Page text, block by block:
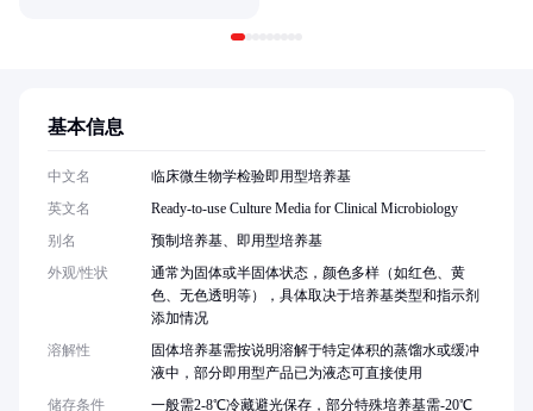
基本信息
中文名
临床微生物学检验即用型培养基
英文名
Ready-to-use Culture Media for Clinical Microbiology
别名
预制培养基、即用型培养基
外观/性状
通常为固体或半固体状态，颜色多样（如红色、黄
色、无色透明等），具体取决于培养基类型和指示剂
添加情况
溶解性
固体培养基需按说明溶解于特定体积的蒸馏水或缓冲
液中，部分即用型产品已为液态可直接使用
储存条件
一般需2-8℃冷藏避光保存，部分特殊培养基需-20℃